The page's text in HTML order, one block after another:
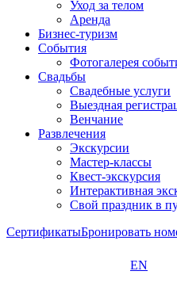
Уход за телом
Аренда
Бизнес-туризм
События
Фотогалерея
Свадьбы
Свадебные услуги
Выездная
Венчание
Развлечения
Экскурсии
Мастер-классы
Квест-экскурсия
Интерактивная
Свой праздник в
СертификатыБронировать
EN